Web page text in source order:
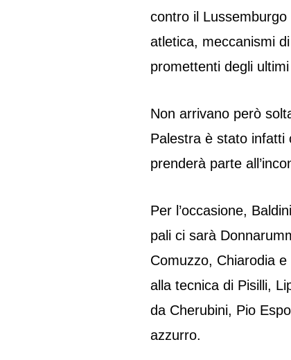
contro il
atletica, meccanismi
promettenti degli
Non arrivano però
Palestra è stato infatti
prenderà parte
Per l’occasione,
pali ci sarà
Comuzzo, Chiarodia
alla tecnica di Pisilli,
da Cherubini, Pio
azzurro.